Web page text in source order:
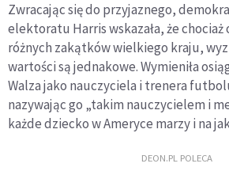
Zwracając się do przyjaznego,
elektoratu Harris wskazała, że
różnych zakątków wielkiego kraju,
wartości są jednakowe. Wymieniła
Walza jako nauczyciela i trenera
nazywając go „takim nauczycielem i
każde dziecko w Ameryce marzy i na
DEON.PL POLECA